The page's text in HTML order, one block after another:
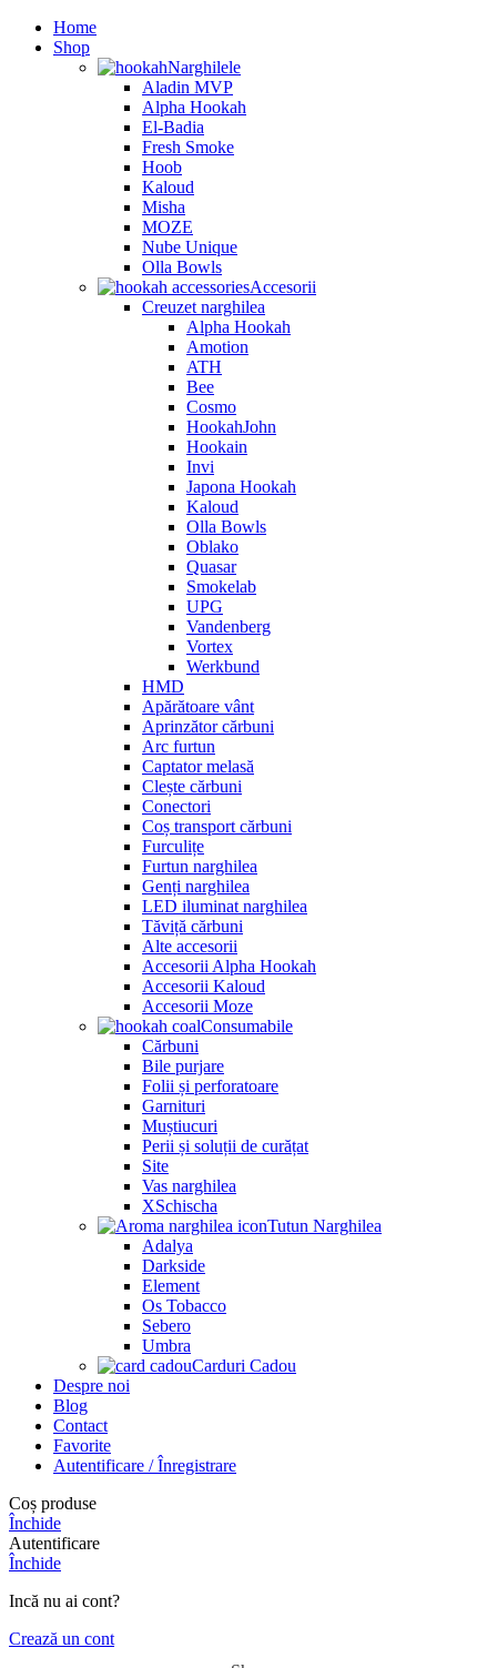
Home
Shop
Narghilele
Aladin MVP
Alpha Hookah
El-Badia
Fresh Smoke
Hoob
Kaloud
Misha
MOZE
Nube Unique
Olla Bowls
Accesorii
Creuzet narghilea
Alpha Hookah
Amotion
ATH
Bee
Cosmo
HookahJohn
Hookain
Invi
Japona Hookah
Kaloud
Olla Bowls
Oblako
Quasar
Smokelab
UPG
Vandenberg
Vortex
Werkbund
HMD
Apărătoare vânt
Aprinzător cărbuni
Arc furtun
Captator melasă
Clește cărbuni
Conectori
Coș transport cărbuni
Furculițe
Furtun narghilea
Genți narghilea
LED iluminat narghilea
Tăviță cărbuni
Alte accesorii
Accesorii Alpha Hookah
Accesorii Kaloud
Accesorii Moze
Consumabile
Cărbuni
Bile purjare
Folii și perforatoare
Garnituri
Muștiucuri
Perii și soluții de curățat
Site
Vas narghilea
XSchischa
Tutun Narghilea
Adalya
Darkside
Element
Os Tobacco
Sebero
Umbra
Carduri Cadou
Despre noi
Blog
Contact
Favorite
Autentificare / Înregistrare
Coș produse
Închide
Autentificare
Închide
Incă nu ai cont?
Crează un cont